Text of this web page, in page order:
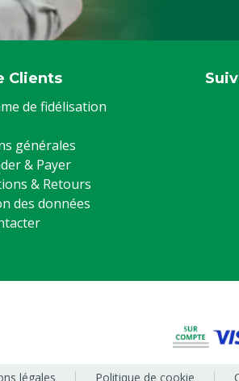
Clients
de fidélisation
générales
& Payer
& Retours
des données
légales Politique de cookie